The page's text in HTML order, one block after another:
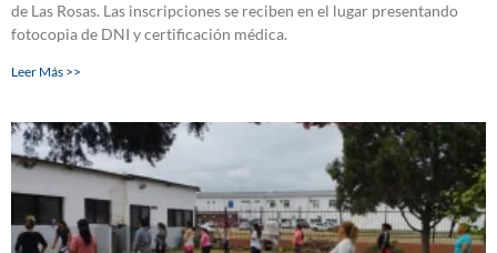
de Las Rosas. Las inscripciones se reciben en el lugar presentando
fotocopia de DNI y certificación médica.
Leer Más >>